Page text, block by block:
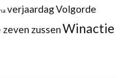
verjaardagVolgorde
zussenWinactie